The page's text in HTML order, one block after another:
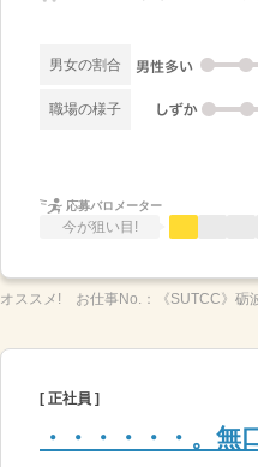
男女の割合
職場の様子
応募バロメーター
今が狙い目!
オススメ! お仕事No.： 《SUTCC》
[ 正社員 ]
・・・・・・。無